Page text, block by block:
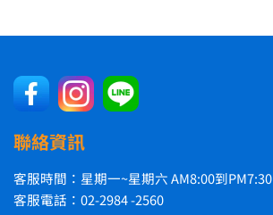
聯絡資訊
客服時間：星期一~星期六 AM8:00到PM7:30
客服電話：02-2984 -2560